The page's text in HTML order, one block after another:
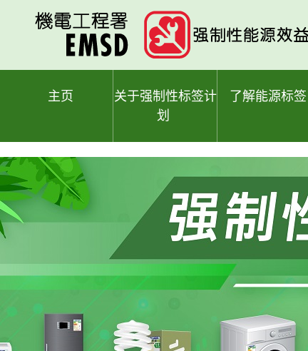
主页
关于强制性标签计
划
了解能源标签